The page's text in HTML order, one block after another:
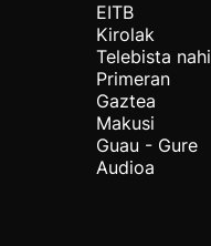
EITB
Kirolak
Telebista
Primeran
Gaztea
Makusi
Guau - Gure
Audioa